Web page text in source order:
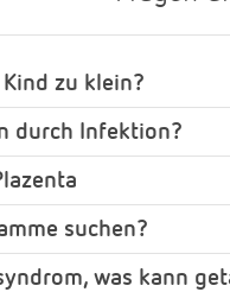
zu klein?
durch Infektion?
suchen?
was kann